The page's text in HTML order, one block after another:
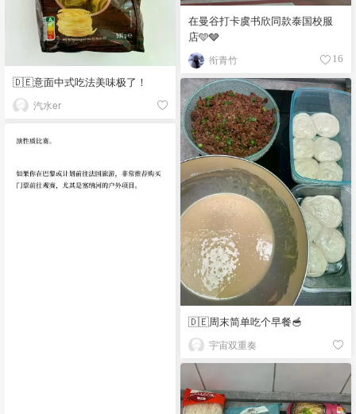
在曼谷打卡虞书欣同款泰国校服
店🩵🩶
衔青竹 16
🇩🇪意面中式吃法美味极了！
汽水er
🇩🇪周末简单吃个早餐🥣
宇宙双重奏